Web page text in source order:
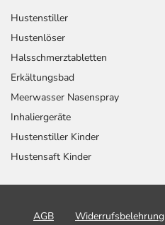
Hustenstiller
Hustenlöser
Halsschmerztabletten
Erkältungsbad
Meerwasser Nasenspray
Inhaliergeräte
Hustenstiller Kinder
Hustensaft Kinder
AGB Widerrufsbelehrung